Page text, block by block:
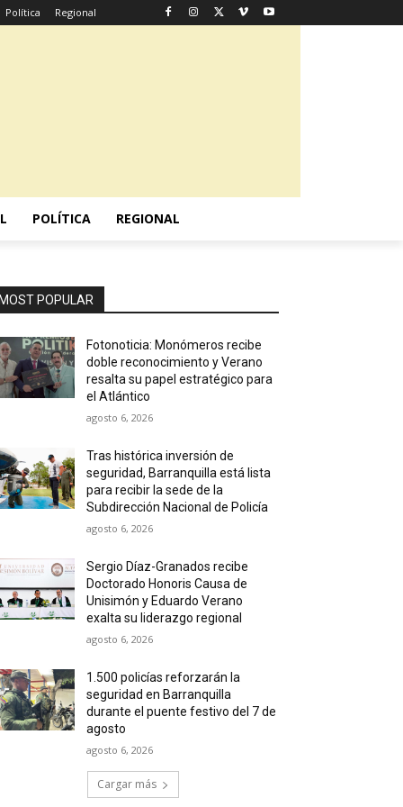
Política Regional
POLÍTICA REGIONAL
MOST POPULAR
Fotonoticia: Monómeros recibe
doble reconocimiento y Verano
resalta su papel estratégico para
el Atlántico
agosto 6, 2026
Tras histórica inversión de
seguridad, Barranquilla está lista
para recibir la sede de la
Subdirección Nacional de Policía
agosto 6, 2026
Sergio Díaz-Granados recibe
Doctorado Honoris Causa de
Unisimón y Eduardo Verano
exalta su liderazgo regional
agosto 6, 2026
1.500 policías reforzarán la
seguridad en Barranquilla
durante el puente festivo del 7 de
agosto
agosto 6, 2026
Cargar más